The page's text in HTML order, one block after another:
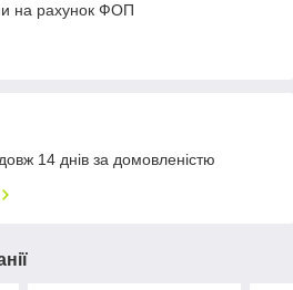
на рахунок ФОП
14 днів за домовленістю